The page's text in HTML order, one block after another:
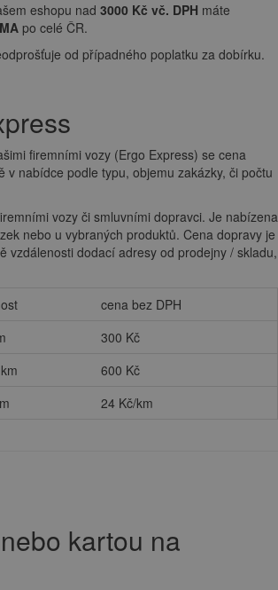
eshopu nad 3000 Kč vč. DPH máte
po celé ČR.
od případného poplatku za dobírku.
firemními vozy (Ergo Express) se cena
v nabídce podle typu, objemu zakázky, či počtu
vozy či smluvními dopravci. Je nabízena
nebo u vybraných produktů. Cena dopravy je
vzdálenosti dodací adresy od prodejny / skladu,
cena bez DPH
300 Kč
600 Kč
24 Kč/km
kartou na